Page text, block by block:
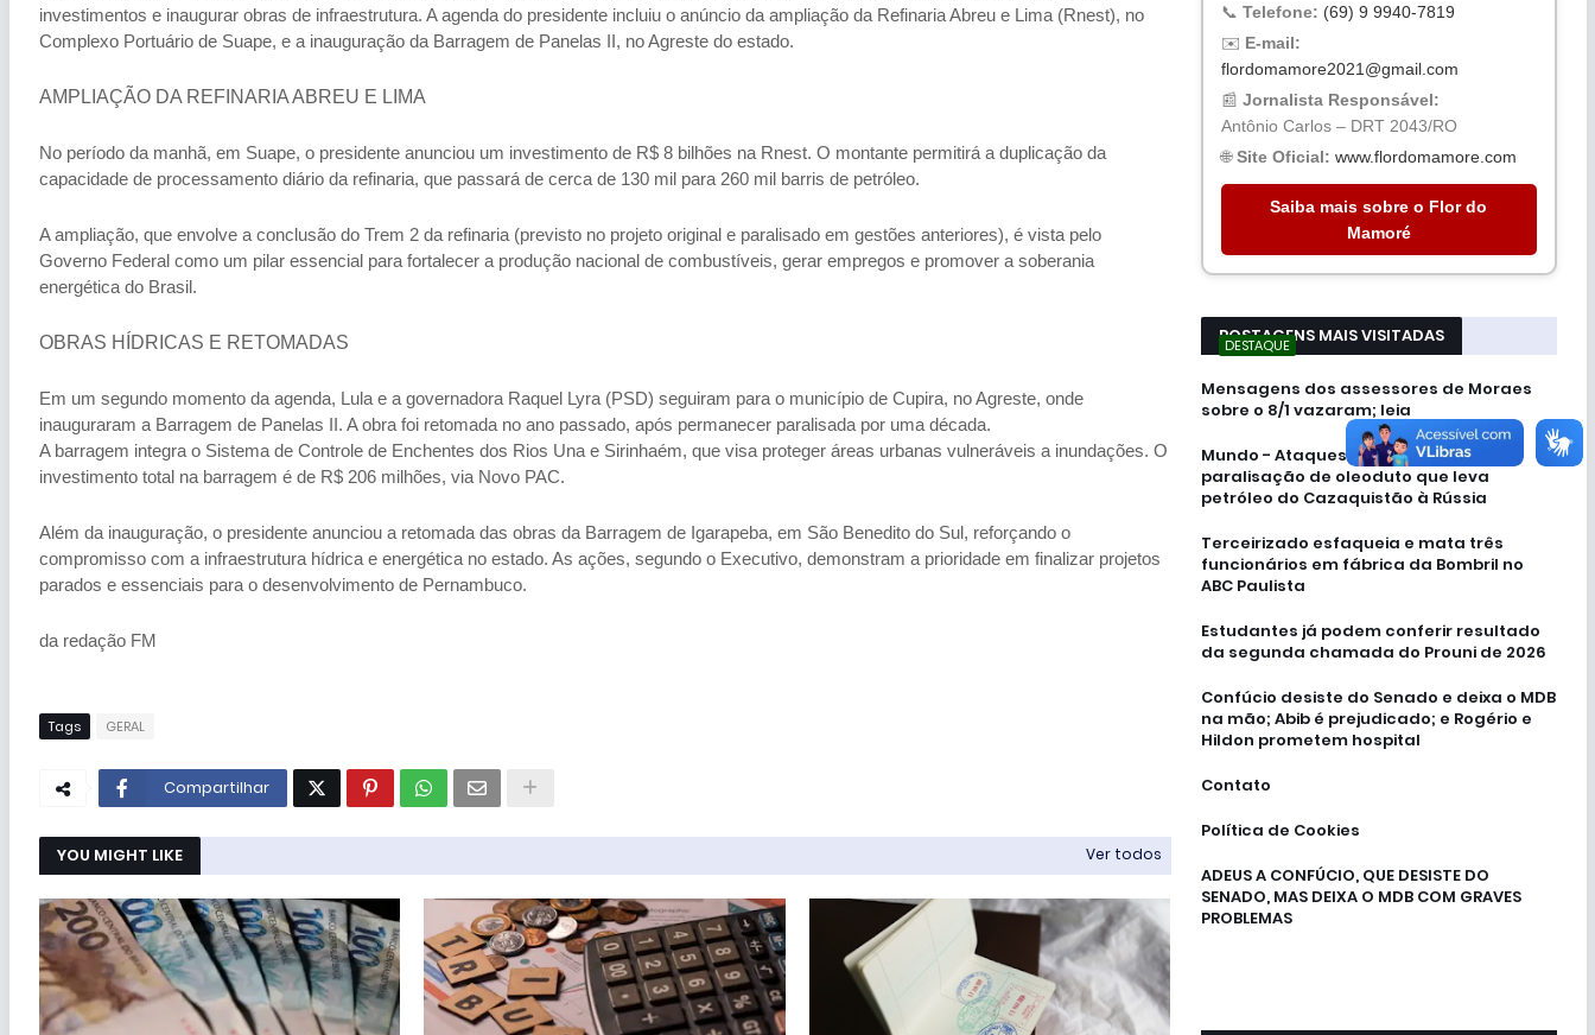
investimentos e inaugurar obras de infraestrutura. A agenda do presidente incluiu o anúncio da ampliação da Refinaria Abreu e Lima (Rnest), no
Complexo Portuário de Suape, e a inauguração da Barragem de Panelas II, no Agreste do estado.
AMPLIAÇÃO DA REFINARIA ABREU E LIMA
No período da manhã, em Suape, o presidente anunciou um investimento de R$ 8 bilhões na Rnest. O montante permitirá a duplicação da
capacidade de processamento diário da refinaria, que passará de cerca de 130 mil para 260 mil barris de petróleo.
A ampliação, que envolve a conclusão do Trem 2 da refinaria (previsto no projeto original e paralisado em gestões anteriores), é vista pelo
Governo Federal como um pilar essencial para fortalecer a produção nacional de combustíveis, gerar empregos e promover a soberania
energética do Brasil.
OBRAS HÍDRICAS E RETOMADAS
Em um segundo momento da agenda, Lula e a governadora Raquel Lyra (PSD) seguiram para o município de Cupira, no Agreste, onde
inauguraram a Barragem de Panelas II. A obra foi retomada no ano passado, após permanecer paralisada por uma década.
A barragem integra o Sistema de Controle de Enchentes dos Rios Una e Sirinhaém, que visa proteger áreas urbanas vulneráveis a inundações. O
investimento total na barragem é de R$ 206 milhões, via Novo PAC.
Além da inauguração, o presidente anunciou a retomada das obras da Barragem de Igarapeba, em São Benedito do Sul, reforçando o
compromisso com a infraestrutura hídrica e energética no estado. As ações, segundo o Executivo, demonstram a prioridade em finalizar projetos
parados e essenciais para o desenvolvimento de Pernambuco.
da redação FM
Tags GERAL
Compartilhar
YOU MIGHT LIKE Ver todos
📞 Telefone: (69) 9 9940-7819
✉️ E-mail:
flordomamore2021@gmail.com
📰 Jornalista Responsável:
Antônio Carlos – DRT 2043/RO
🌐Site Oficial: www.flordomamore.com
Saiba mais sobre o Flor do
Mamoré
POSTAGENS MAIS VISITADAS
DESTAQUE
Mensagens dos assessores de Moraes
sobre o 8/1 vazaram; leia
Mundo - Ataques ucranianos forçam
paralisação de oleoduto que leva
petróleo do Cazaquistão à Rússia
Terceirizado esfaqueia e mata três
funcionários em fábrica da Bombril no
ABC Paulista
Estudantes já podem conferir resultado
da segunda chamada do Prouni de 2026
Confúcio desiste do Senado e deixa o MDB
na mão; Abib é prejudicado; e Rogério e
Hildon prometem hospital
Contato
Política de Cookies
ADEUS A CONFÚCIO, QUE DESISTE DO
SENADO, MAS DEIXA O MDB COM GRAVES
PROBLEMAS